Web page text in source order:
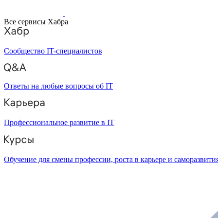
Все сервисы Хабра
Сообщество IT-специалистов
Ответы на любые вопросы об IT
Профессиональное развитие в IT
Обучение для смены профессии, роста в карьере и